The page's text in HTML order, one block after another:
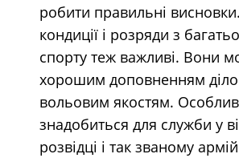
робити правильні
кондиції і розряди з
спорту теж важливі. Вони
хорошим доповненням
вольовим якостям.
знадобиться для служби у
розвідці і так званому